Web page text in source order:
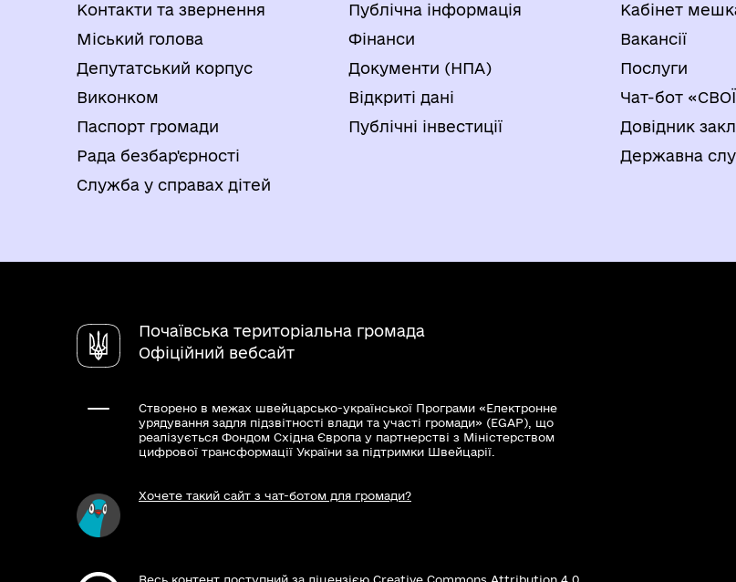
Контакти та звернення
Міський голова
Депутатський корпус
Виконком
Паспорт громади
Рада безбар'єрності
Служба у справах дітей
Публічна інформація
Фінанси
Документи (НПА)
Відкриті дані
Публічні інвестиції
Кабінет
Вакансії
Послуги
Чат-бот
Довідник
Державна
Почаївська територіальна громада
Офіційний вебсайт
Створено в межах швейцарсько-української Програми «Електронне
урядування задля підзвітності влади та участі громади» (EGAP), що
реалізується Фондом Східна Європа у партнерстві з Міністерством
цифрової трансформації України за підтримки Швейцарії.
Хочете такий сайт з чат-ботом для громади?
Весь контент доступний за ліцензією Creative Commons Attribution 4.0